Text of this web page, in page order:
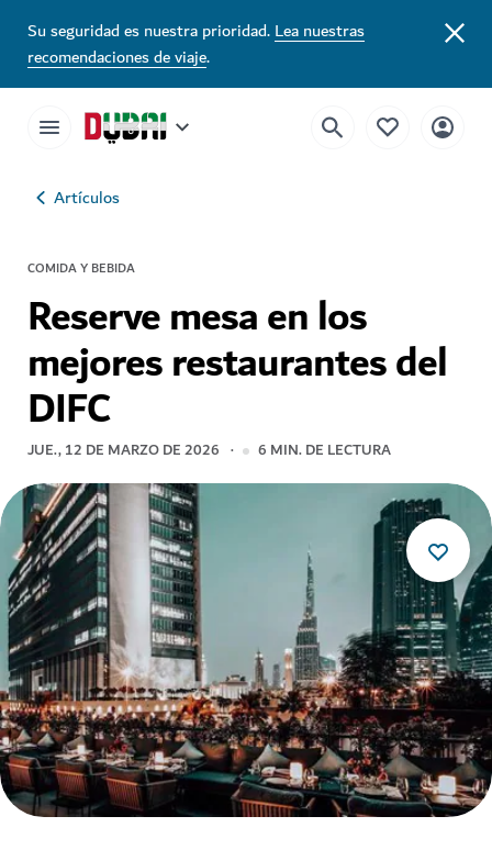
Su seguridad es nuestra prioridad.Lea nuestras
recomendaciones de viaje.
Artículos
COMIDA Y BEBIDA
Reserve mesa en los
mejores restaurantes del
DIFC
JUE., 12 DE MARZO DE 2026 6 MIN. DE LECTURA